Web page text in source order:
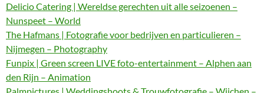
Delicio Catering | Wereldse gerechten uit alle seizoenen –
Nunspeet – World
The Hafmans | Fotografie voor bedrijven en particulieren –
Nijmegen – Photography
Funpix | Green screen LIVE foto-entertainment – Alphen aan
den Rijn – Animation